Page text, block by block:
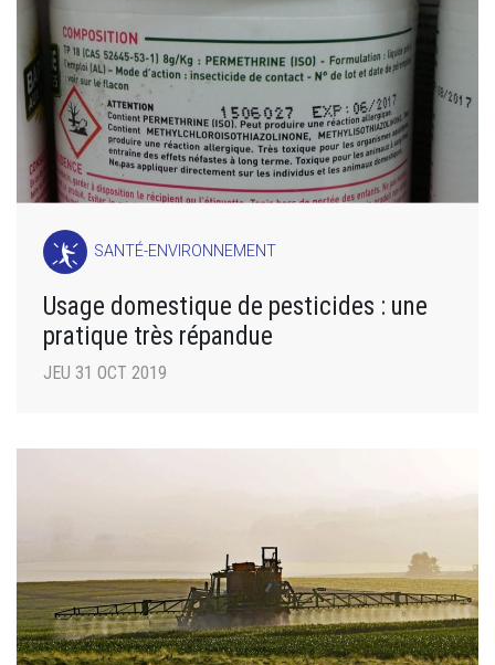
SANTÉ-ENVIRONNEMENT
Usage domestique de pesticides : une
pratique très répandue
JEU 31 OCT 2019